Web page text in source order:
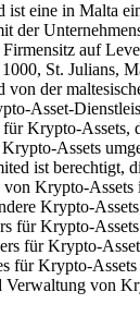
eine in Malta
der
Firmensitz auf
St. Julians,
von der
Asset-
Krypto-Assets,
Assets
ist berechtigt,
Krypto-
Krypto-
für Krypto-
für Krypto-
für Krypto-
Verwaltung von